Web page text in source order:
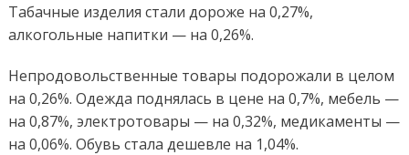
Табачные изделия стали дороже на 0,27%,
алкогольные напитки — на 0,26%.
Непродовольственные товары подорожали в целом
на 0,26%. Одежда поднялась в цене на 0,7%, мебель —
на 0,87%, электротовары — на 0,32%, медикаменты —
на 0,06%. Обувь стала дешевле на 1,04%.